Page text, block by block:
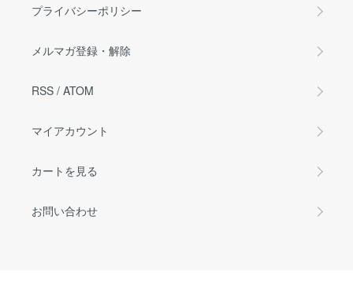
プライバシーポリシー
メルマガ登録・解除
RSS / ATOM
マイアカウント
カートを見る
お問い合わせ